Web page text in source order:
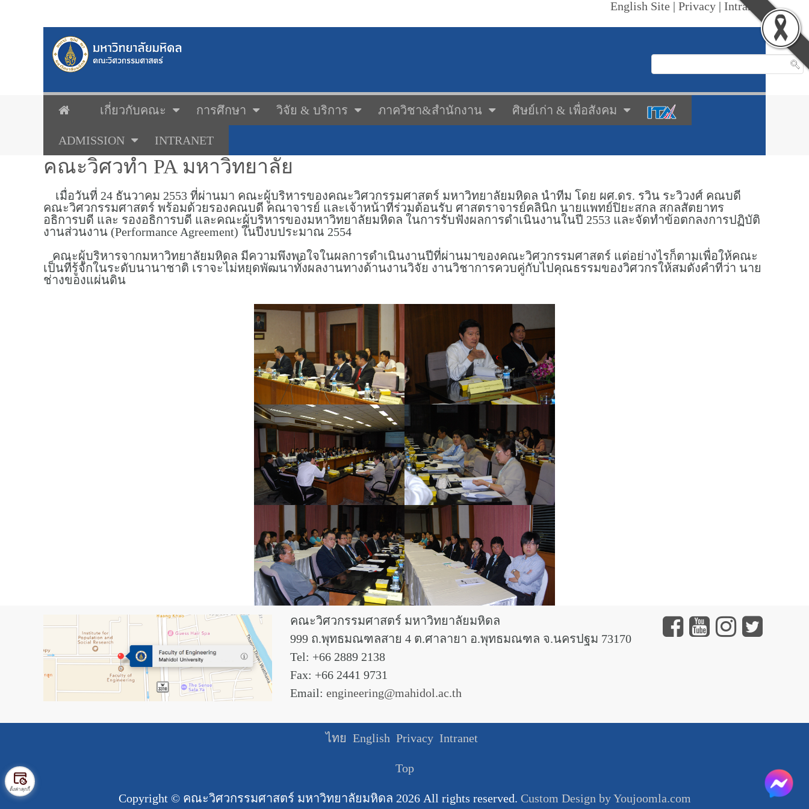
English Site | Privacy | Intranet
เกี่ยวกับคณะ การศึกษา วิจัย & บริการ ภาควิชา&สำนักงาน ศิษย์เก่า & เพื่อสังคม
ADMISSION INTRANET
คณะวิศวทำ PA มหาวิทยาลัย
เมื่อวันที่ 24 ธันวาคม 2553 ที่ผ่านมา คณะผู้บริหารของคณะวิศวกรรมศาสตร์ มหาวิทยาลัยมหิดล นำทีม โดย ผศ.ดร. รวิน ระวิวงศ์ คณบดี
คณะวิศวกรรมศาสตร์ พร้อมด้วยรองคณบดี คณาจารย์ และเจ้าหน้าที่ร่วมต้อนรับ ศาสตราจารย์คลินิก นายแพทย์ปิยะสกล สกลสัตยาทร
อธิการบดี และ รองอธิการบดี และคณะผู้บริหารของมหาวิทยาลัยมหิดล ในการรับฟังผลการดำเนินงานในปี 2553 และจัดทำข้อตกลงการปฏิบัติ
งานส่วนงาน (Performance Agreement) ในปีงบประมาณ 2554
คณะผู้บริหารจากมหาวิทยาลัยมหิดล มีความพึงพอใจในผลการดำเนินงานปีที่ผ่านมาของคณะวิศวกรรมศาสตร์ แต่อย่างไรก็ตามเพื่อให้คณะ
เป็นที่รู้จักในระดับนานาชาติ เราจะไม่หยุดพัฒนาทั้งผลงานทางด้านงานวิจัย งานวิชาการควบคู่กับไปคุณธรรมของวิศวกรให้สมดั่งคำที่ว่า นาย
ช่างของแผ่นดิน
คณะวิศวกรรมศาสตร์ มหาวิทยาลัยมหิดล
999 ถ.พุทธมณฑลสาย 4 ต.ศาลายา อ.พุทธมณฑล จ.นครปฐม 73170
Tel: +66 2889 2138
Fax: +66 2441 9731
Email: engineering@mahidol.ac.th
ไทย English Privacy Intranet
Top
Copyright © คณะวิศวกรรมศาสตร์ มหาวิทยาลัยมหิดล 2026 All rights reserved. Custom Design by Youjoomla.com
ตั้งค่าคุกกี้